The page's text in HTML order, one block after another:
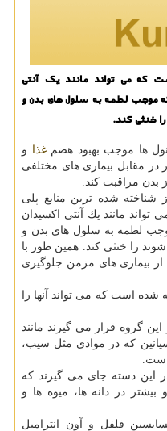
كه می تواند مانند یك آنتی
كه موجب لطمه به سلول های بدن و
خنثی كند.
ها موجب بهبود هضمغذا و
مقابل بیماری های مختلفی
شناخته شده ترین منابع پلی
مانند یك آنتی اكسیدان
لطمه به سلول های بدن و
را خنثی كند. همین طور با
از بیماری های مزمن جلوگیری
شناخته شده است كه می تواند آنها را
در این گروه قرار می گیرند مانند
كه در موادی مثل سیب،
در این دسته جای می گیرند كه
در دانه ها، میوه ها و
فلفل و آون انترامیل